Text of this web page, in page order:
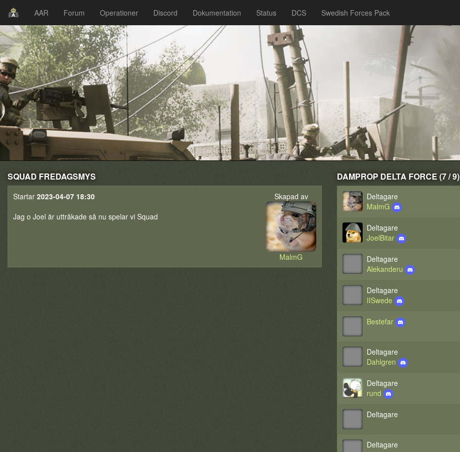
AAR Forum Operationer Discord Dokumentation Status DCS Swedish Forces Pack
SQUAD FREDAGSMYS
Skapad av
MalmG
Startar 2023-04-07 18:30
Jag o Joel är uttråkade så nu spelar vi Squad
DAMPROP DELTA FORCE (7 / 9)
Deltagare
MalmG
Deltagare
JoelBitar
Deltagare
Alekanderu
Deltagare
IISwede
Bestefar
Deltagare
Dahlgren
Deltagare
rund
Deltagare
Deltagare